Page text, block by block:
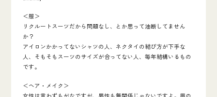
＜服＞
リクルートスーツだから問題なし、とか思って油断してません
か？
アイロンかかってないシャツの人、ネクタイの結び方が下手な
人、そもそもスーツのサイズが合ってない人、毎年結構いるもの
です。
＜ヘア・メイク＞
女性は言わずもがなですが、男性も無関係じゃないですよ。眉の